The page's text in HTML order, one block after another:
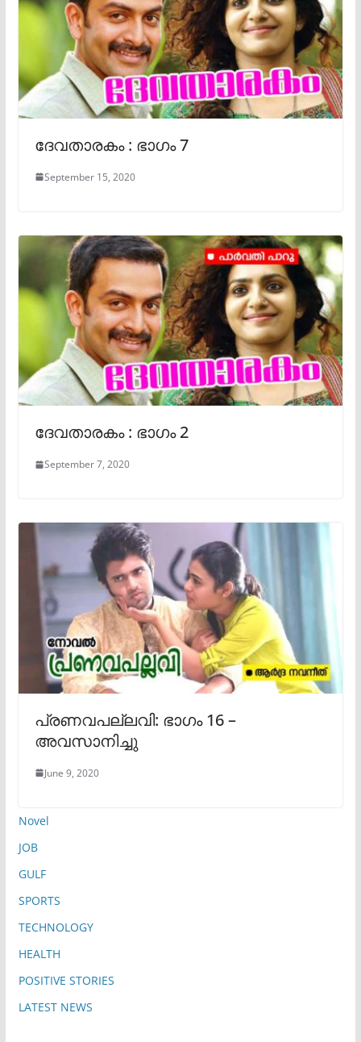
ദേവതാരകം : ഭാഗം 7
September 15, 2020
ദേവതാരകം : ഭാഗം 2
September 7, 2020
പ്രണവപല്ലവി: ഭാഗം 16 –
അവസാനിച്ചു
June 9, 2020
Novel
JOB
GULF
SPORTS
TECHNOLOGY
HEALTH
POSITIVE STORIES
LATEST NEWS